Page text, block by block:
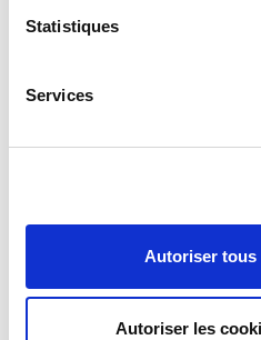
Statistiques
Services
Autoriser tous
Autoriser les
Réf. : 0601050
AJOUTER AU PANIER